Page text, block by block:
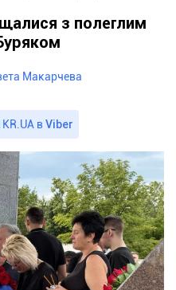
з полеглим
Макарчева
вViber